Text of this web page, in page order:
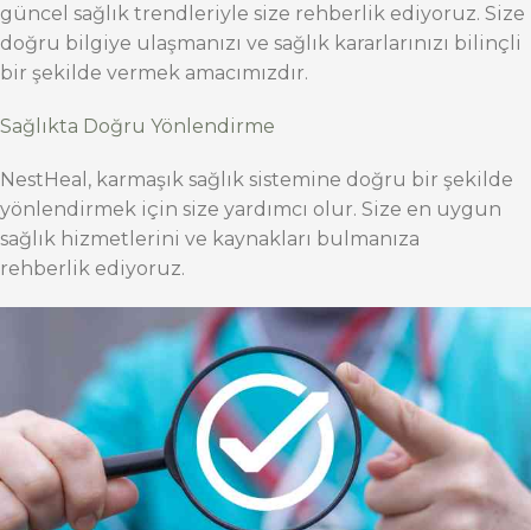
güncel sağlık trendleriyle size rehberlik ediyoruz. Size
doğru bilgiye ulaşmanızı ve sağlık kararlarınızı bilinçli
bir şekilde vermek amacımızdır.
Sağlıkta Doğru Yönlendirme
NestHeal, karmaşık sağlık sistemine doğru bir şekilde
yönlendirmek için size yardımcı olur. Size en uygun
sağlık hizmetlerini ve kaynakları bulmanıza
rehberlik ediyoruz.